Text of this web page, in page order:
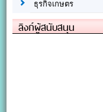
ธุรกิจเกษตร
ลิงก์ผู้สนับสนุน